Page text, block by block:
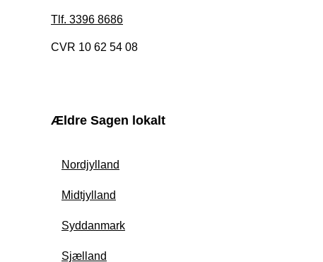
Tlf. 3396 8686
CVR 10 62 54 08
Ældre Sagen lokalt
Nordjylland
Midtjylland
Syddanmark
Sjælland